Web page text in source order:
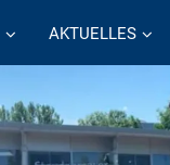
AKTUELLES